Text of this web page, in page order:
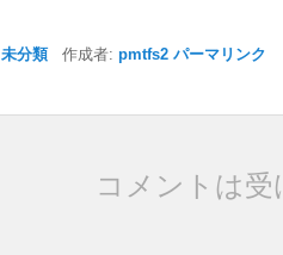
未分類作成者: pmtfs2 パーマリンク
コメントは受